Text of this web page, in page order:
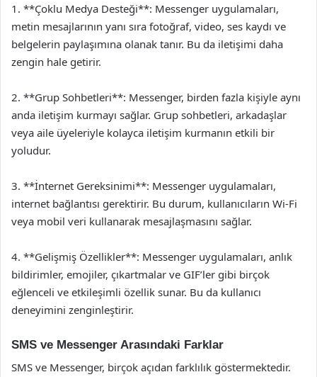
1. **Çoklu Medya Desteği**: Messenger uygulamaları,
metin mesajlarının yanı sıra fotoğraf, video, ses kaydı ve
belgelerin paylaşımına olanak tanır. Bu da iletişimi daha
zengin hale getirir.
2. **Grup Sohbetleri**: Messenger, birden fazla kişiyle aynı
anda iletişim kurmayı sağlar. Grup sohbetleri, arkadaşlar
veya aile üyeleriyle kolayca iletişim kurmanın etkili bir
yoludur.
3. **İnternet Gereksinimi**: Messenger uygulamaları,
internet bağlantısı gerektirir. Bu durum, kullanıcıların Wi-Fi
veya mobil veri kullanarak mesajlaşmasını sağlar.
4. **Gelişmiş Özellikler**: Messenger uygulamaları, anlık
bildirimler, emojiler, çıkartmalar ve GIF’ler gibi birçok
eğlenceli ve etkileşimli özellik sunar. Bu da kullanıcı
deneyimini zenginleştirir.
SMS ve Messenger Arasındaki Farklar
SMS ve Messenger, birçok açıdan farklılık göstermektedir.